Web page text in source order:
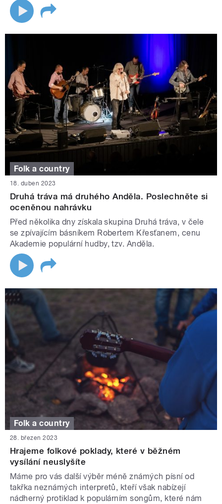
Folk a country
18. duben 2023
Druhá tráva má druhého Anděla. Poslechněte si
oceněnou nahrávku
Před několika dny získala skupina Druhá tráva, v čele
se zpívajícím básníkem Robertem Křesťanem, cenu
Akademie populární hudby, tzv. Anděla.
Folk a country
28. březen 2023
Hrajeme folkové poklady, které v běžném
vysílání neuslyšíte
Máme pro vás další výběr méně známých písní od
takřka neznámých interpretů, kteří však nabízejí
nádherný protiklad k populárním songům, které nám